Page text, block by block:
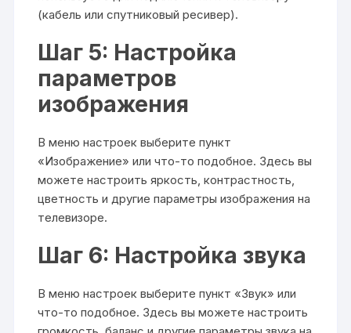
(кабель или спутниковый ресивер).
Шаг 5: Настройка
параметров
изображения
В меню настроек выберите пункт
«Изображение» или что-то подобное. Здесь вы
можете настроить яркость, контрастность,
цветность и другие параметры изображения на
телевизоре.
Шаг 6: Настройка звука
В меню настроек выберите пункт «Звук» или
что-то подобное. Здесь вы можете настроить